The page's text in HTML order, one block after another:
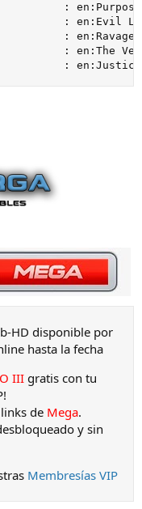
: en:Purpose
: en:Evil
: en:Ravaged
: en:The
: en:Justice
HD disponible por
hasta la fecha
IIIgratis con tu
de Mega.
y sin
Membresías VIP